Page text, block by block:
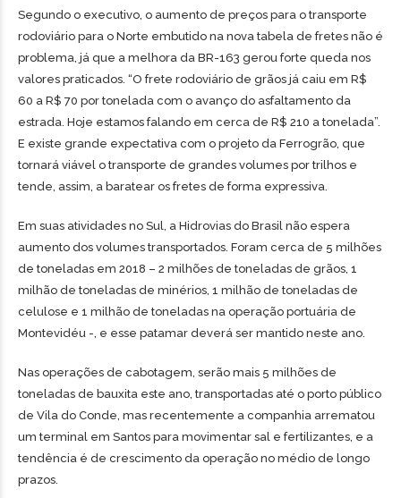
Segundo o executivo, o aumento de preços para o transporte
rodoviário para o Norte embutido na nova tabela de fretes não é
problema, já que a melhora da BR-163 gerou forte queda nos
valores praticados. “O frete rodoviário de grãos já caiu em R$
60 a R$ 70 por tonelada com o avanço do asfaltamento da
estrada. Hoje estamos falando em cerca de R$ 210 a tonelada”.
E existe grande expectativa com o projeto da Ferrogrão, que
tornará viável o transporte de grandes volumes por trilhos e
tende, assim, a baratear os fretes de forma expressiva.
Em suas atividades no Sul, a Hidrovias do Brasil não espera
aumento dos volumes transportados. Foram cerca de 5 milhões
de toneladas em 2018 – 2 milhões de toneladas de grãos, 1
milhão de toneladas de minérios, 1 milhão de toneladas de
celulose e 1 milhão de toneladas na operação portuária de
Montevidéu -, e esse patamar deverá ser mantido neste ano.
Nas operações de cabotagem, serão mais 5 milhões de
toneladas de bauxita este ano, transportadas até o porto público
de Vila do Conde, mas recentemente a companhia arrematou
um terminal em Santos para movimentar sal e fertilizantes, e a
tendência é de crescimento da operação no médio de longo
prazos.